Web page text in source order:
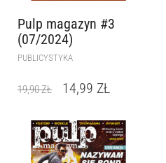
Pulp magazyn #3
(07/2024)
PUBLICYSTYKA
19,90ZŁ 14,99 ZŁ